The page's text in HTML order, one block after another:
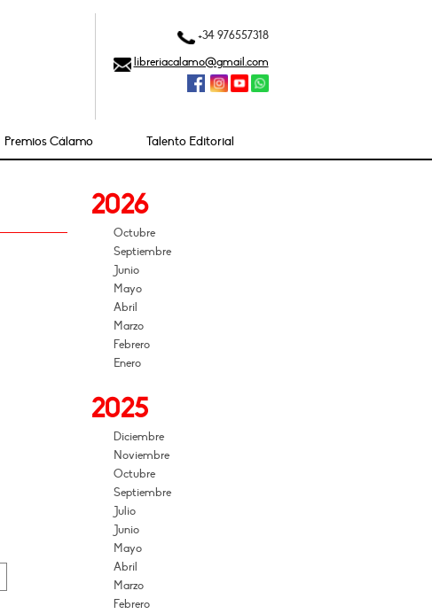
+34 976557318
libreriacalamo@gmail.com
Premios Cálamo Talento Editorial
2026
Octubre
Septiembre
Junio
Mayo
Abril
Marzo
Febrero
Enero
2025
Diciembre
Noviembre
Octubre
Septiembre
Julio
Junio
Mayo
Abril
Marzo
Febrero